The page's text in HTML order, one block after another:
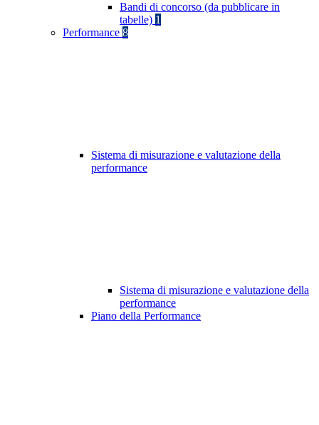
Bandi di concorso (da pubblicare in
tabelle) 1
Performance 8
Sistema di misurazione e valutazione della
performance
Sistema di misurazione e valutazione della
performance
Piano della Performance